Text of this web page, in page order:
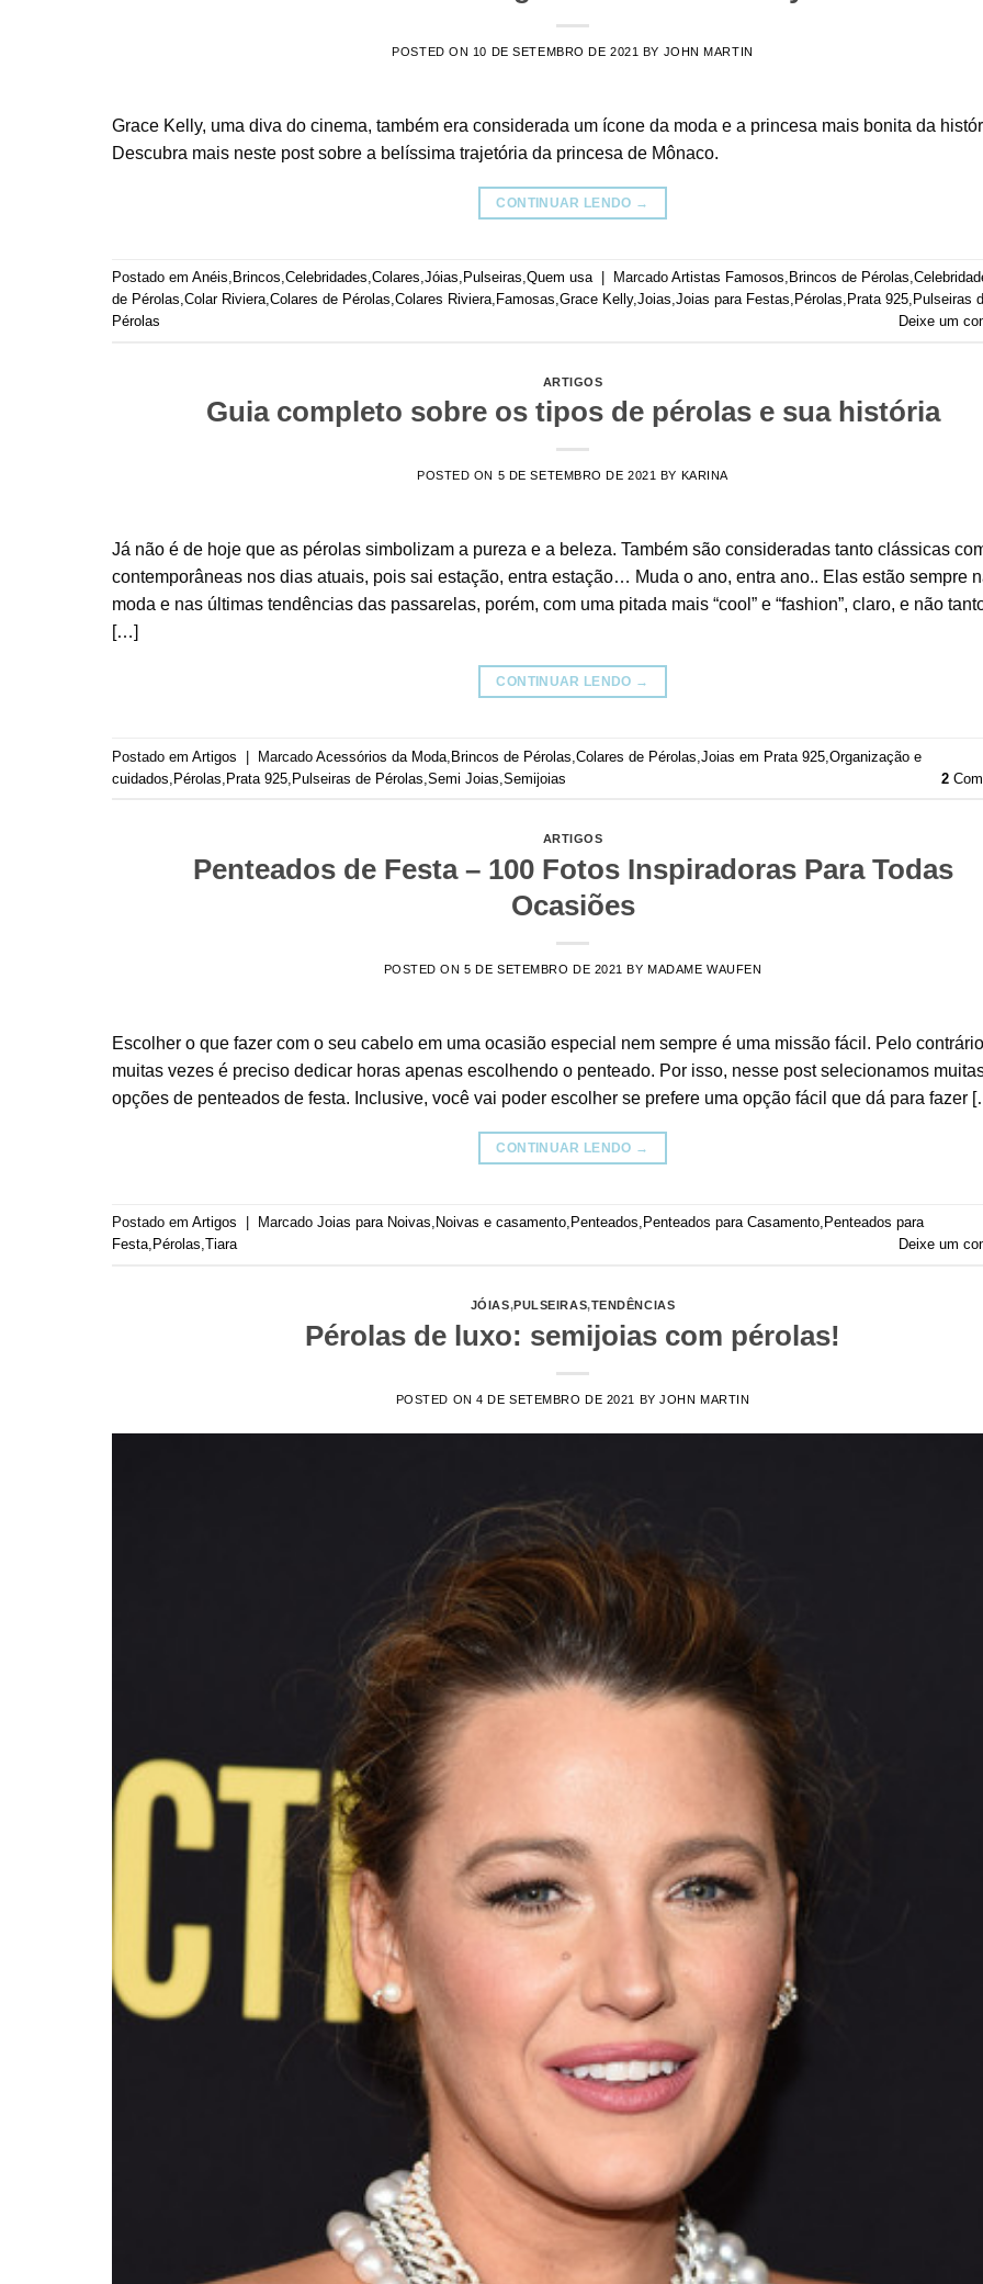
POSTED ON 10 DE SETEMBRO DE 2021 BY JOHN MARTIN
Grace Kelly, uma diva do cinema, também era considerada um ícone da moda e a princesa mais bonita da
Descubra mais neste post sobre a belíssima trajetória da princesa de Mônaco.
CONTINUAR LENDO →
Postado em Anéis, Brincos,Celebridades,Colares,Jóias, Pulseiras,Quem usa Marcado Artistas Famosos, Brincos de Pérolas,
de Pérolas,Colar Riviera,Colares de Pérolas,Colares Riviera, Famosas,Grace Kelly,Joias,Joias para Festas, Pérolas, Prata 925, Pulseiras
Pérolas
Deixe um
ARTIGOS
Guia completo sobre os tipos de pérolas e sua história
POSTED ON 5 DE SETEMBRO DE 2021 BY KARINA
Já não é de hoje que as pérolas simbolizam a pureza e a beleza. Também são consideradas tanto clássicas
contemporâneas nos dias atuais, pois sai estação, entra estação… Muda o ano, entra ano.. Elas estão sempre
moda e nas últimas tendências das passarelas, porém, com uma pitada mais “cool” e “fashion”, claro, e não
[…]
CONTINUAR LENDO →
Postado em Artigos Marcado Acessórios da Moda Brincos de Pérolas Colares de Pérolas Joias em Prata 925 Organização e
cuidados Pérolas Prata 925 Pulseiras de Pérolas Semi Joias Semijoias 2
ARTIGOS
Penteados de Festa – 100 Fotos Inspiradoras Para Todas
Ocasiões
POSTED ON5 DE SETEMBRO DE 2021 BYMADAME WAUFEN
Escolher o que fazer com o seu cabelo em uma ocasião especial nem sempre é uma missão fácil. Pelo
muitas vezes é preciso dedicar horas apenas escolhendo o penteado. Por isso, nesse post selecionamos
opções de penteados de festa. Inclusive, você vai poder escolher se prefere uma opção fácil que dá para fazer
CONTINUAR LENDO →
Postado em Artigos Marcado Joias para Noivas, Noivas e casamento, Penteados, Penteados para Casamento, Penteados para
Festa, Pérolas,Tiara Deixe um
JÓIAS,PULSEIRAS,TENDÊNCIAS
Pérolas de luxo: semijoias com pérolas!
POSTED ON4 DE SETEMBRO DE 2021 BYJOHN MARTIN